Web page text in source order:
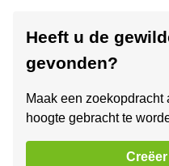
Heeft u de
gevonden?
Maak een zoekopdracht
hoogte gebracht te